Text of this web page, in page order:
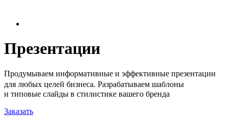
Презентации
Продумываем информативные и эффективные презентации
для любых целей бизнеса. Разрабатываем шаблоны
и типовые слайды в стилистике вашего бренда
Заказать